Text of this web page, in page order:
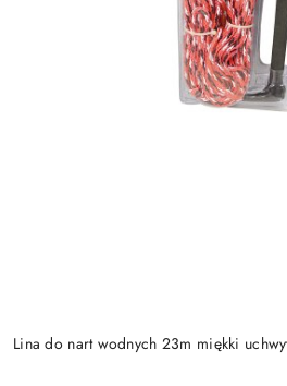
Lina do nart wodnych 23m miękki